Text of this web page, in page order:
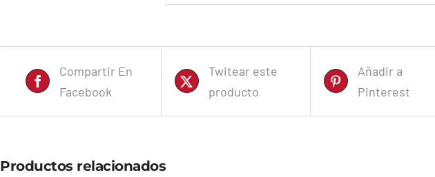
Compartir En
Facebook
Twitear este
producto
Añadir a
Pinterest
Productos relacionados